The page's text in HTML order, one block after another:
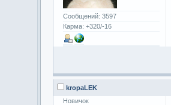
Сообщений: 3597
Карма: +320/-16
kropaLEK
Новичок